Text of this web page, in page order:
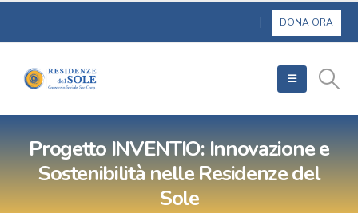
Progetto INVENTIO: Innovazione e
Sostenibilità nelle Residenze del
Sole